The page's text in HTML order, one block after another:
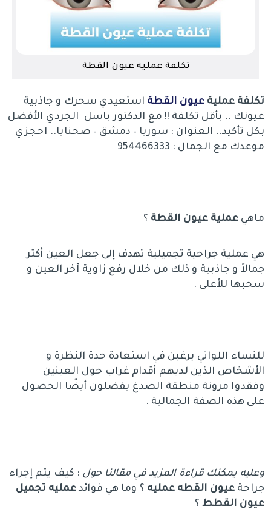
تكلفة عملية عيون القطة
تكلفة عمليةعيون القطة استعيدي سحرك و جاذبية
عيونك .. بأقل تكلفة !! مع الدكتور باسل الجردي الأفضل
بكل تأكيد.. العنوان : سوريا – دمشق – صحنايا.. احجزي
موعدك مع الجمال : 954466333
ماهي عملية عيون القطة ؟
هي عملية جراحية تجميلية تهدف إلى جعل العين أكثر
جمالاً و جاذبية و ذلك من خلال رفع زاوية آخر العين و
سحبها للأعلى .
للنساء اللواتي يرغبن في استعادة حدة النظرة و
الأشخاص الذين لديهم أقدام غراب حول العينين
وفقدوا مرونة منطقة الصدغ يفضلون أيضًا الحصول
على هذه الصفة الجمالية .
وعليه يمكنك قراءة المزيد في مقالنا حول : كيف يتم إجراء
جراحةعيون القطه عمليه ؟ وما هي فوائدعمليه تجميل
عيون القطط ؟